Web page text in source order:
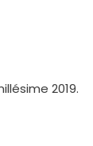
2019.